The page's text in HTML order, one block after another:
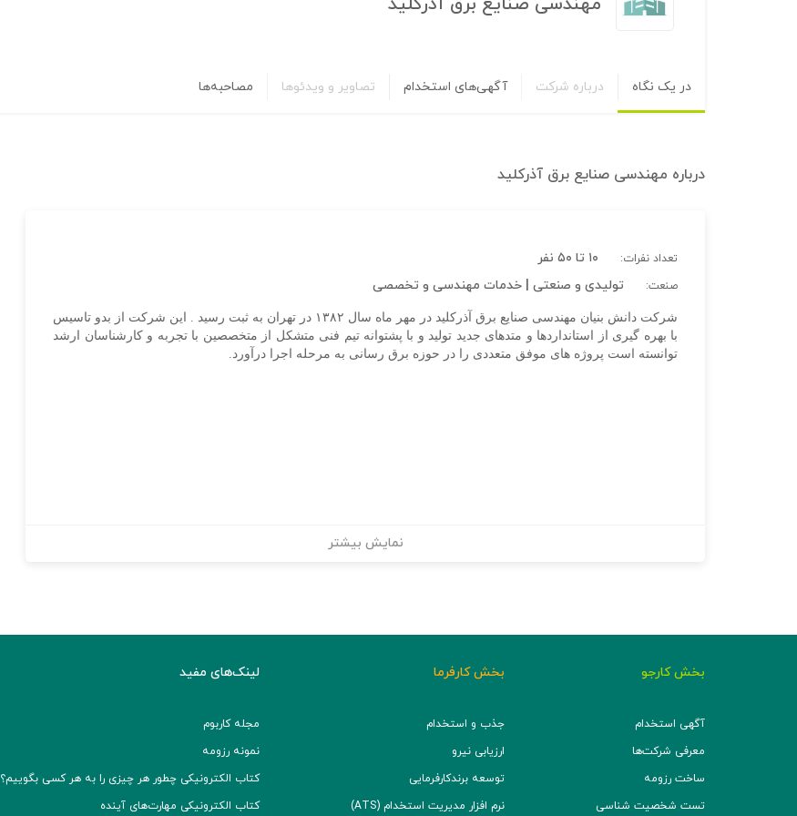
در یک نگاه درباره شرکت آگهی‌های استخدام تصاویر و ویدئوها مصاحبه‌ها
درباره مهندسی صنایع برق آذرکلید
تعداد نفرات: ۱۰ تا ۵۰ نفر
صنعت: تولیدی و صنعتی | خدمات مهندسی و تخصصی
شرکت دانش بنیان مهندسی صنایع برق آذرکلید در مهر ماه سال ۱۳۸۲ در تهران به ثبت رسید . این شرکت از بدو تاسیس
با بهره گیری از استانداردها و متدهای جدید تولید و با پشتوانه تیم فنی متشکل از متخصصین با تجربه و کارشناسان ارشد
توانسته است پروژه های موفق متعددی را در حوزه برق رسانی به مرحله اجرا درآورد.
نمایش بیشتر
بخش کارجو
آگهی استخدام
معرفی شرکت‌ها
ساخت رزومه
تست شخصیت شناسی
بخش کارفرما
جذب و استخدام
ارزیابی نیرو
توسعه برند‌کارفرمایی
نرم افزار مدیریت استخدام (ATS)
لینک‌های مفید
مجله کاربوم
نمونه رزومه
کتاب الکترونیکی چطور هر چیزی را به هر کسی بگوییم؟
کتاب الکترونیکی مهارت‌های آینده